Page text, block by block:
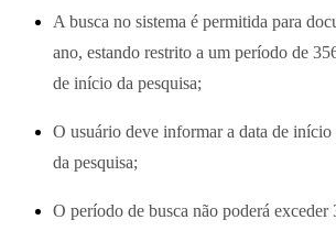
A busca no sistema é permitida para
ano, estando restrito a um período de
de início da pesquisa;
O usuário deve informar a data de início
da pesquisa;
O período de busca não poderá exceder